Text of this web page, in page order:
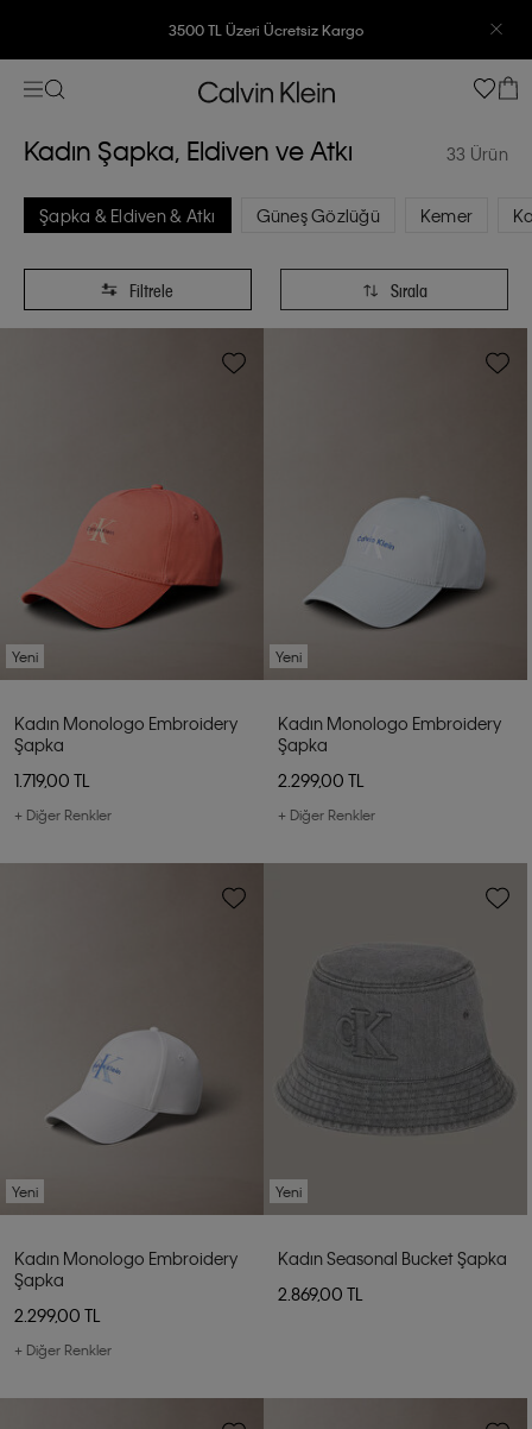
7500 TL Ve Üzeri Alışverişlerinizde 6 Taksit İmkanı
Kadın Şapka, Eldiven ve Atkı 33 Ürün
Güneş Gözlüğü Kemer
Şapka & Eldiven & Atkı
Filtrele Sırala
Yeni
Kadın Monologo Embroidery
Şapka
1.719,00 TL
+ Diğer Renkler
Yeni
Kadın Monologo Embroidery
Şapka
2.299,00 TL
+ Diğer Renkler
Yeni
Kadın Monologo Embroidery
Şapka
2.299,00 TL
+ Diğer Renkler
Yeni
Kadın Seasonal Bucket Şapka
2.869,00 TL